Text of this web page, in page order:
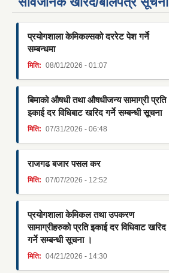
प्रयोगशाला केमिकल्सको दररेट पेश गर्ने
सम्बन्धमा
मिति: 08/01/2026 - 01:07
बिमाको औषधी तथा औषधीजन्य सामाग्री प्रति
इकाई दर विधिबाट खरिद गर्ने सम्बन्धी सूचना
मिति: 07/31/2026 - 06:48
राजगढ बजार पसल कर
मिति: 07/07/2026 - 12:52
प्रयोगशाला केमिकल तथा उपकरण
सामाग्रीहरुको प्रति इकाई दर विधिवाट खरिद
गर्ने सम्बन्धी सूचना ।
मिति: 04/21/2026 - 14:30